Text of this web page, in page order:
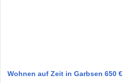
Wohnen auf Zeit in Garbsen 650 €